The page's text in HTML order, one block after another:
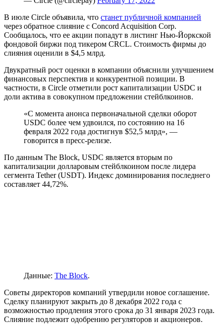
В июле Circle объявила, что станет публичной компанией
через обратное слияние с Concord Acquisition Corp.
Сообщалось, что ее акции попадут в листинг Нью-Йоркской
фондовой биржи под тикером CRCL. Стоимость фирмы до
слияния оценили в $4,5 млрд.
Двукратный рост оценки в компании объяснили улучшением
финансовых перспектив и конкурентной позиции. В
частности, в Circle отметили рост капитализации USDC и
доли актива в совокупном предложении стейблкоинов.
«С момента анонса первоначальной сделки оборот
USDC более чем удвоился, по состоянию на 16
февраля 2022 года достигнув $52,5 млрд», —
говорится в пресс-релизе.
По данным The Block, USDC является вторым по
капитализации долларовым стейблкоином после лидера
сегмента Tether (USDT). Индекс доминирования последнего
составляет 44,72%.
Данные: The Block.
Советы директоров компаний утвердили новое соглашение.
Сделку планируют закрыть до 8 декабря 2022 года с
возможностью продления этого срока до 31 января 2023 года.
Слияние подлежит одобрению регуляторов и акционеров.